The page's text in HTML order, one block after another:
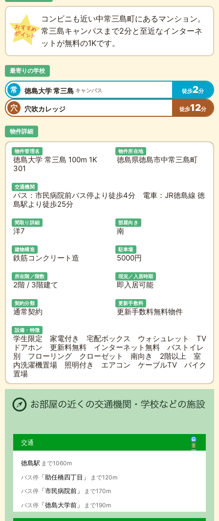
コンビニも近い中常三島町にあるマンション。
常三島キャンパスまで2分と至近なインターネ
ットが無料の1Kです。
最寄りの学校
常 徳島大学 常三島 キャンパス 徒歩2分
穴 穴吹カレッジ 徒歩12分
物件詳細
物件管理名
徳島大学 常三島 100m 1K
301
物件所在地
徳島県徳島市中常三島町
交通機関
バス：市民病院前バス停より徒歩4分 電車：JR徳島線 徳
島駅より徒歩25分
間取り詳細
洋7
部屋向き
南
建物構造
鉄筋コンクリート造
駐車場
5000円
所在階／階数
2階 / 3階建て
現況／入居時期
即入居可能
契約分類
通常契約
更新手数料
更新手数料無料物件
設備・特徴
学生限定 家電付き 宅配ボックス ウォシュレット TV
ドアホン 更新料無料 インターネット無料 バストイレ
別 フローリング クローゼット 南向き 2階以上 室
内洗濯機置場 照明付き エアコン ケーブルTV バイク
置場
交通
徳島駅 まで1060m
バス停「助任橋四丁目」
まで120m
バス停「市民病院前」
まで170m
バス停「徳島大学前」 まで190m